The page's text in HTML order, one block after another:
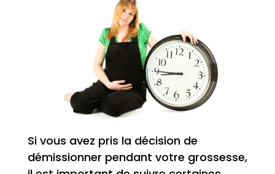
Si vous avez pris la décision de
démissionner pendant votre grossesse,